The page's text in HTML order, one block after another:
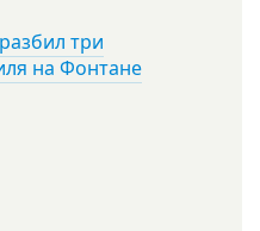
разбил три
на Фонтане